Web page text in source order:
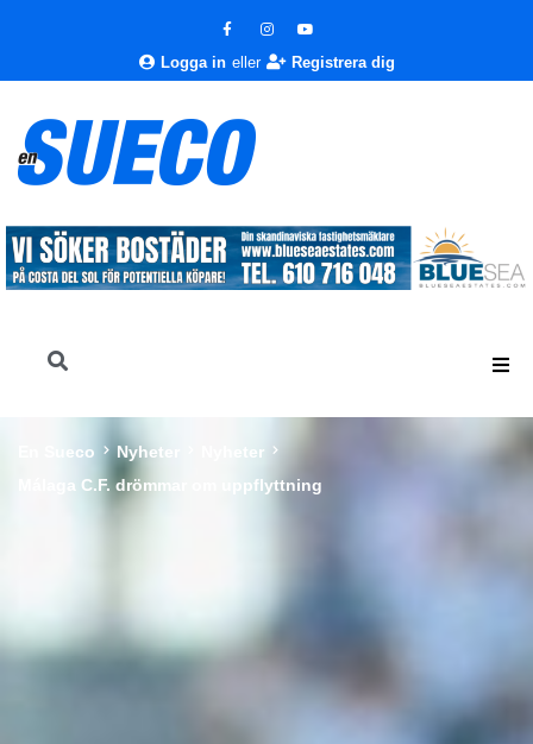
Logga in eller Registrera dig
En Sueco Nyheter
Nyheter
Málaga C.F. drömmar om uppflyttning